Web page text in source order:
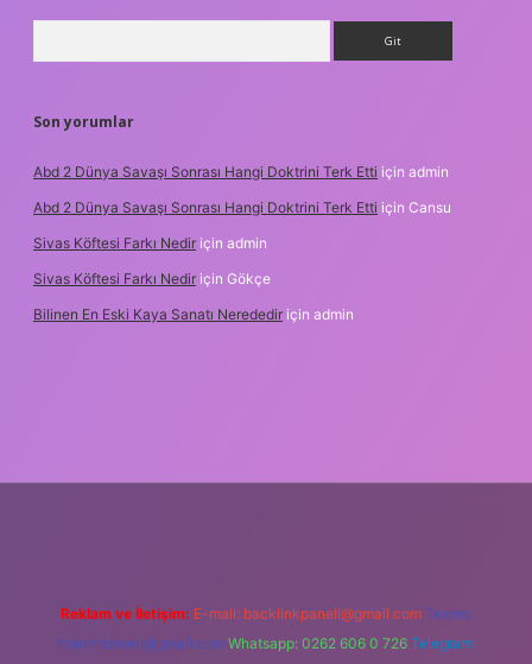
Son yorumlar
Abd 2 Dünya Savaşı Sonrası Hangi Doktrini Terk Etti için admin
Abd 2 Dünya Savaşı Sonrası Hangi Doktrini Terk Etti için Cansu
Sivas Köftesi Farkı Nedir için admin
Sivas Köftesi Farkı Nedir için Gökçe
Bilinen En Eski Kaya Sanatı Nerededir için admin
Reklam ve İletişim: E-mail: backlinkpaneli@gmail.com Teams:
forumhizmeti@gmail.com Whatsapp: 0262 606 0 726 Telegram: